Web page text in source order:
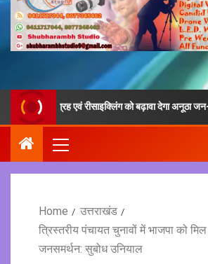
के संग्रह एवं रीसाइक्लिंग को बढ़ावा देगा अनूठा जन-
Home
उत्तराखंड
त्रिस्तरीय पंचायत चुनावों में भाजपा को
जनसमर्थन: सुबोध उनियाल